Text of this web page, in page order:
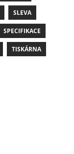
SLEVA
SPECIFIKACE
TISKÁRNA